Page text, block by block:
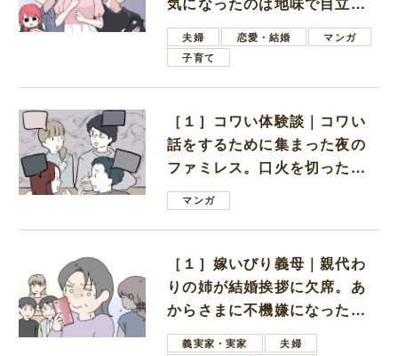
ない男子学生
夫婦 恋愛・結婚
マンガ
子育て
［１］コワい体験談｜コワい
話をするために集まった夜の
ファミレス。口火を切ったの
は電車好きの男の子ママ
マンガ
［１］嫁いびり義母｜親代わ
りの姉が結婚挨拶に欠席。あ
からさまに不機嫌になった義
母義実家・実家
夫婦